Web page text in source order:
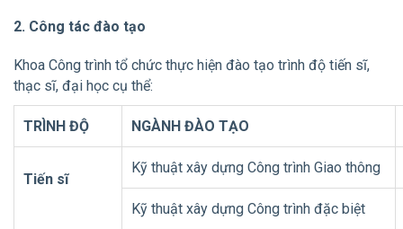
2. Công tác đào tạo
Khoa Công trình tổ chức thực hiện đào tạo trình độ tiến sĩ,
thạc sĩ, đại học cụ thể:
TRÌNH ĐỘ NGÀNH ĐÀO TẠO
Tiến sĩ
Kỹ thuật xây dựng Công trình Giao thông
Kỹ thuật xây dựng Công trình đặc biệt